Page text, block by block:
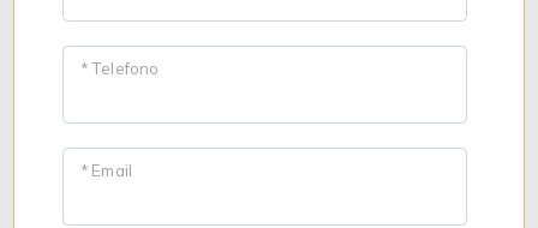
* Telefono
* Email